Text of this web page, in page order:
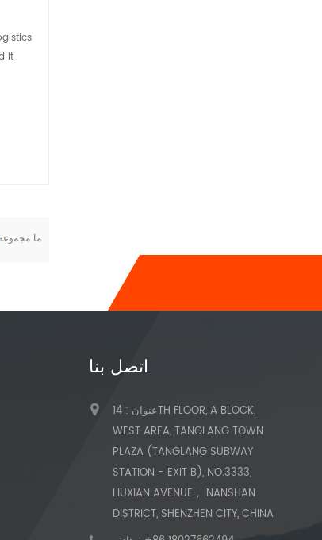
it
ما مجموعه
اتصل بنا
عنوان : 14TH FLOOR, A BLOCK,
WEST AREA, TANGLANG TOWN
PLAZA (TANGLANG SUBWAY
STATION - EXIT B), NO.3333,
LIUXIAN AVENUE， NANSHAN
DISTRICT, SHENZHEN CITY, CHINA